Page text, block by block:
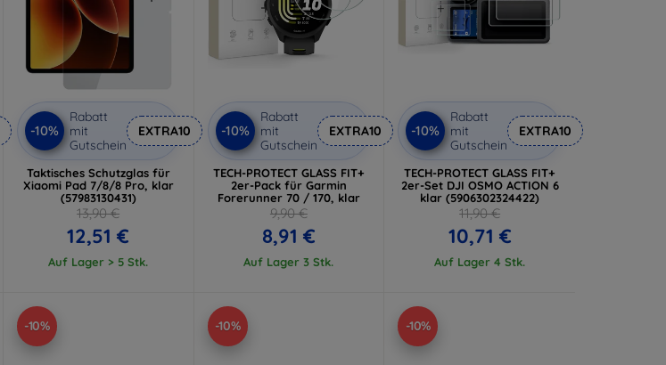
-10%
Rabatt
mit
Gutschein
EXTRA10
Taktisches Schutzglas für
Xiaomi Pad 7/8/8 Pro, klar
(57983130431)
13,90 €
12,51 €
Auf Lager > 5 Stk.
-10%
Rabatt
mit
Gutschein
EXTRA10
TECH-PROTECT GLASS FIT+
2er-Pack für Garmin
Forerunner 70 / 170, klar
9,90 €
8,91 €
Auf Lager 3 Stk.
-10%
Rabatt
mit
Gutschein
EXTRA10
TECH-PROTECT GLASS FIT+
2er-Set DJI OSMO ACTION 6
klar (5906302324422)
11,90 €
10,71 €
Auf Lager 4 Stk.
-10% -10% -10%